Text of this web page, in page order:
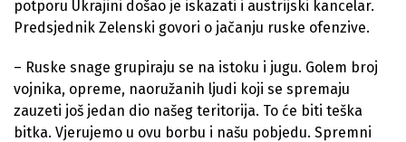
potporu Ukrajini došao je iskazati i austrijski kancelar.
Predsjednik Zelenski govori o jačanju ruske ofenzive.
– Ruske snage grupiraju se na istoku i jugu. Golem broj
vojnika, opreme, naoružanih ljudi koji se spremaju
zauzeti još jedan dio našeg teritorija. To će biti teška
bitka. Vjerujemo u ovu borbu i našu pobjedu. Spremni